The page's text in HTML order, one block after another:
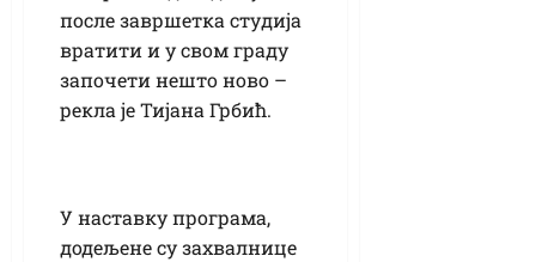
после завршетка студија
вратити и у свом граду
започети нешто ново –
рекла је Тијана Грбић.
У наставку програма,
додељене су захвалнице